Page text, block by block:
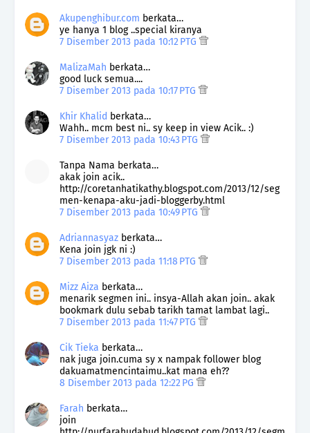
Akupenghibur.com berkata…
ye hanya 1 blog ..special kiranya
7 Disember 2013 pada 10:12 PTG
MalizaMah berkata…
good luck semua....
7 Disember 2013 pada 10:17 PTG
Khir Khalid berkata…
Wahh.. mcm best ni.. sy keep in view Acik.. :)
7 Disember 2013 pada 10:43 PTG
Tanpa Nama berkata…
akak join acik..
http://coretanhatikathy.blogspot.com/2013/12/seg
men-kenapa-aku-jadi-bloggerby.html
7 Disember 2013 pada 10:49 PTG
Adriannasyaz berkata…
Kena join jgk ni :)
7 Disember 2013 pada 11:18 PTG
Mizz Aiza berkata…
menarik segmen ini.. insya-Allah akan join.. akak
bookmark dulu sebab tarikh tamat lambat lagi..
7 Disember 2013 pada 11:47 PTG
Cik Tieka berkata…
nak juga join.cuma sy x nampak follower blog
dakuamatmencintaimu..kat mana eh??
8 Disember 2013 pada 12:22 PG
Farah berkata…
join